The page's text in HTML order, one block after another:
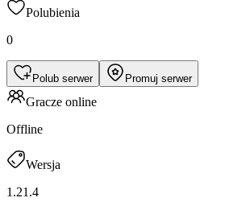
Polubienia
0
Polub serwer Promuj serwer
Gracze online
Offline
Wersja
1.21.4